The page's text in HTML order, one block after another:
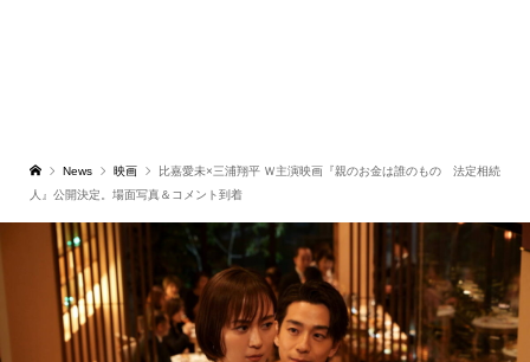
News 映画
比嘉愛未×三浦翔平 Ｗ主演映画『親のお金は誰のもの 法定相続
人』公開決定。場面写真＆コメント到着